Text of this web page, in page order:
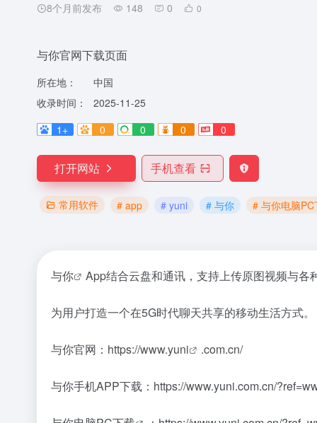
8个月前发布 148 0 0
与你官网下载页面
所在地：
中国
收录时间：
2025-11-25
1+
0 0 0 0
打开网站 手机查看
常用软件 # app # yuni # 与你 # 与你电脑PC
与你 App结合云盘和通讯，支持上传原图视频与
为用户打造一个在5G时代聊天共享的移动生活方式。
与你官网：https://www.yuni .com.cn/
与你手机APP下载：https://www.yuni.com.cn/